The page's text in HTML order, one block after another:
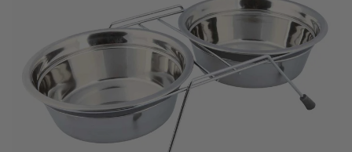
Vul hem met producten.